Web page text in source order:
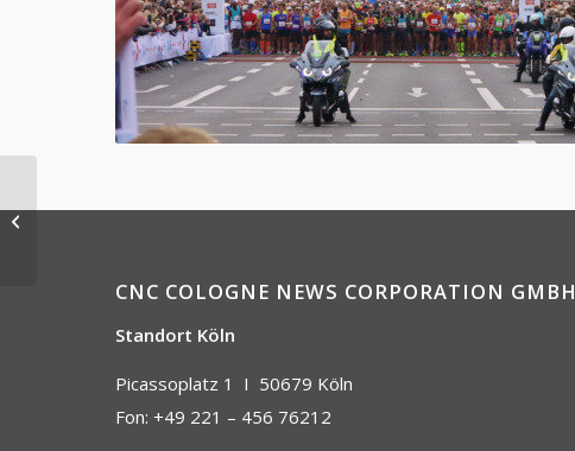
CNC COLOGNE NEWS CORPORATION GMBH
Standort Köln
Picassoplatz 1 I 50679 Köln
Fon: +49 221 – 456 76212